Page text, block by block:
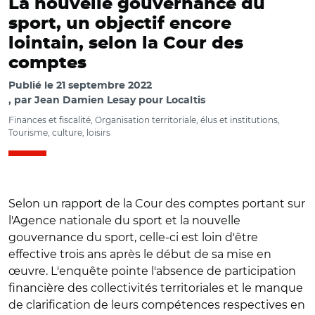
La nouvelle gouvernance du
sport, un objectif encore
lointain, selon la Cour des
comptes
Publié le 21 septembre 2022
par Jean Damien Lesay pour Localtis
Finances et fiscalité, Organisation territoriale, élus et institutions,
Tourisme, culture, loisirs
Selon un rapport de la Cour des comptes portant sur
l'Agence nationale du sport et la nouvelle
gouvernance du sport, celle-ci est loin d'être
effective trois ans après le début de sa mise en
œuvre. L'enquête pointe l'absence de participation
financière des collectivités territoriales et le manque
de clarification de leurs compétences respectives en